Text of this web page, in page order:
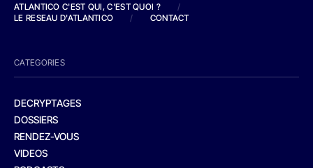
ATLANTICO C'EST QUI, C'EST QUOI ?
/
LE RESEAU D'ATLANTICO
/ CONTACT
CATEGORIES
DECRYPTAGES
DOSSIERS
RENDEZ-VOUS
VIDEOS